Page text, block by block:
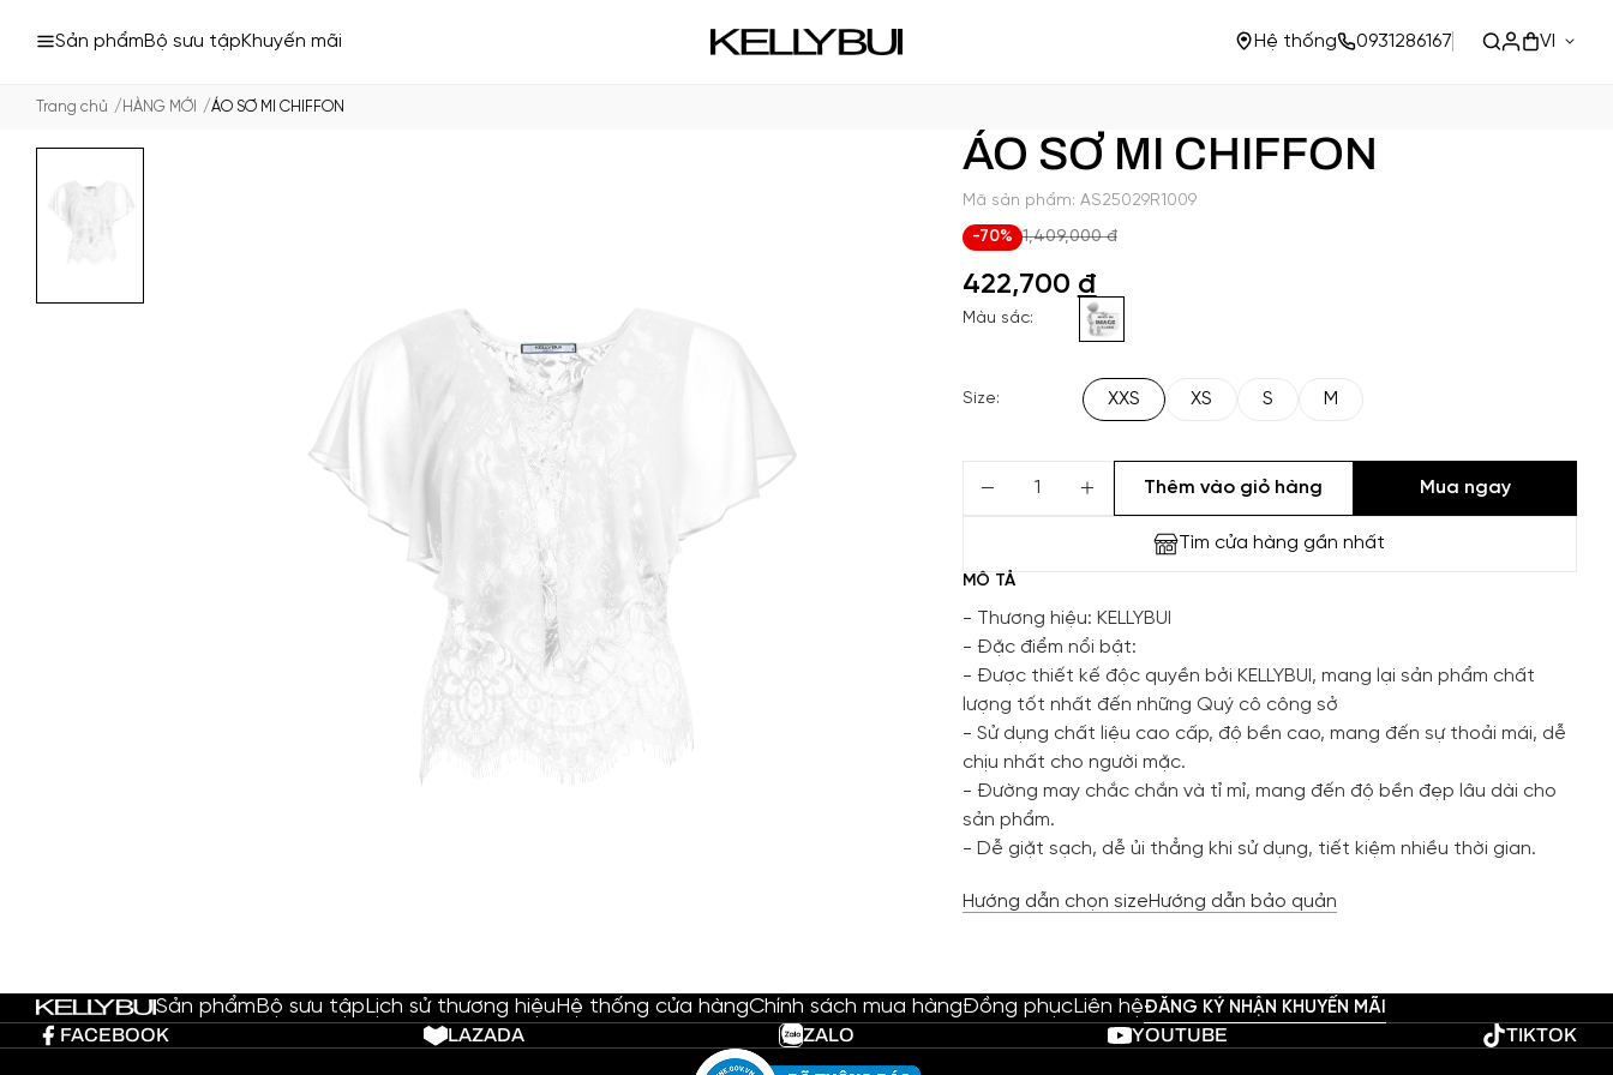
Sản phẩmBộ sưu tậpKhuyến mãi Hệ thống 0931286167 VI
Trang chủ HÀNG MỚI ÁO SƠ MI CHIFFON
ÁO SƠ MI CHIFFON
Mã sản phẩm: AS25029R1009
-70% 1,409,000 đ
422,700 đ
Màu sắc:
Size: XXS XS S M
Thêm vào giỏ hàng Mua ngay
Tìm cửa hàng gần nhất
MÔ TẢ
- Thương hiệu: KELLYBUI
- Đặc điểm nổi bật:
- Được thiết kế độc quyền bởi KELLYBUI, mang lại sản phẩm chất
lượng tốt nhất đến những Quý cô công sở
- Sử dụng chất liệu cao cấp, độ bền cao, mang đến sự thoải mái, dễ
chịu nhất cho người mặc.
- Đường may chắc chắn và tỉ mỉ, mang đến độ bền đẹp lâu dài cho
sản phẩm.
- Dễ giặt sạch, dễ ủi thẳng khi sử dụng, tiết kiệm nhiều thời gian.
Hướng dẫn chọn sizeHướng dẫn bảo quản
Sản phẩm Bộ sưu tập Lịch sử thương hiệu Hệ thống cửa hàngChính sách mua hàngĐồng phụcLiên hệĐĂNG KÝ NHẬN KHUYẾN MÃI
FACEBOOK LAZADA ZALO YOUTUBE TIKTOK